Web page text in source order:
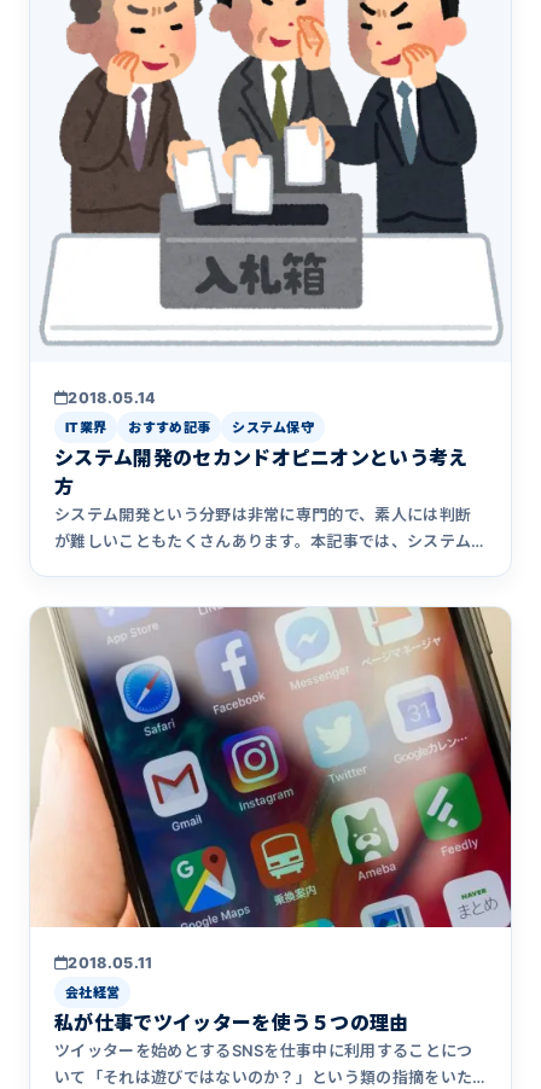
2018.05.14
IT業界 おすすめ記事 システム保守
システム開発のセカンドオピニオンという考え
方
システム開発という分野は非常に専門的で、素人には判断
が難しいこともたくさんあります。本記事では、システム
ついても解説しています。
2018.05.11
会社経営
私が仕事でツイッターを使う５つの理由
ツイッターを始めとするSNSを仕事中に利用することにつ
いて「それは遊びではないのか？」という類の指摘をいた